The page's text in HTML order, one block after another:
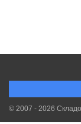
© 2007 - 2026